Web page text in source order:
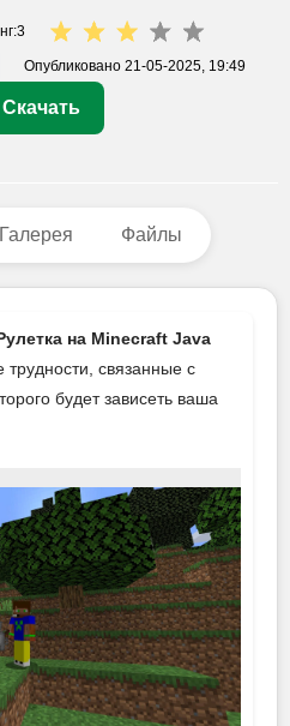
3
Опубликовано 21-05-2025, 19:49
Скачать
Галерея Файлы
на Minecraft Java
трудности, связанные с
будет зависеть ваша